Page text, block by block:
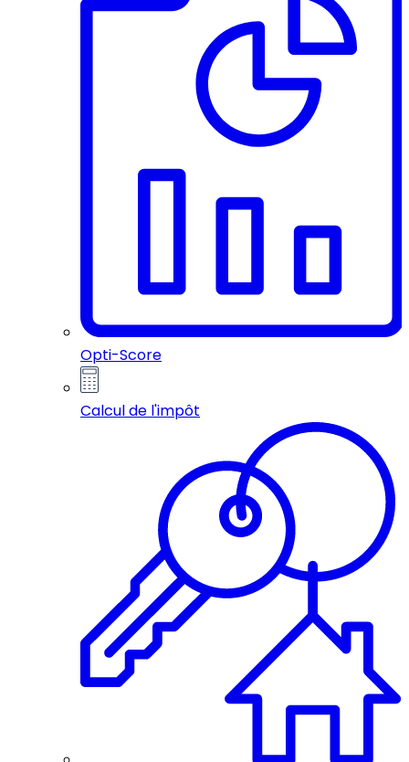
Opti-Score
Calcul de l'impôt